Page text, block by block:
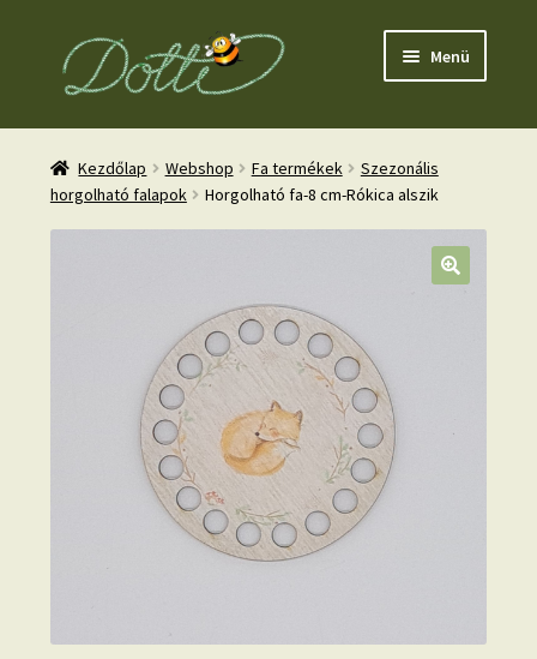
Ugrás
Kilépés
Menü
Kezdőlap Webshop Fa termékek
Szezonális
horgolható falapok
Horgolható fa-8 cm-Rókica alszik